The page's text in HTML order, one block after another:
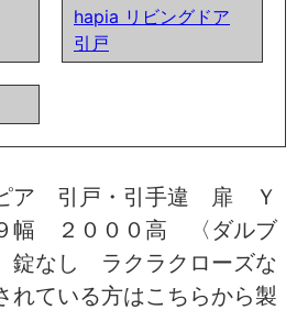
hapia リビングドア
引戸
ア 引戸・引手違 扉 Ｙ
幅 ２０００高 〈ダルブ
なし ラクラクローズな
れている方はこちらから製